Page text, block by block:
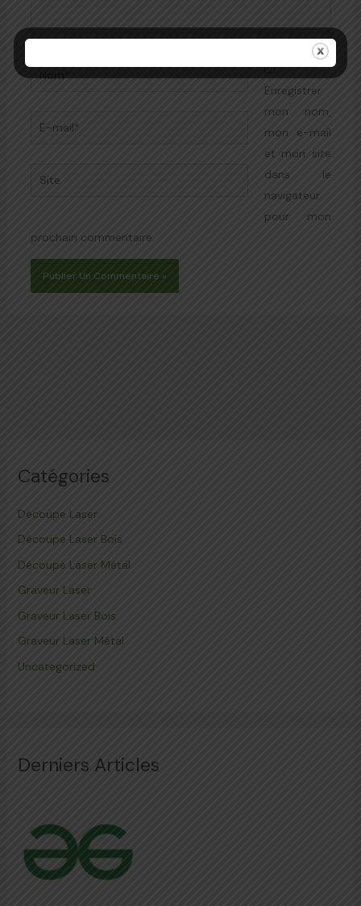
Nom*
E-
Site
Enregistrer
mon nom,
mon e-mail
et mon site
dans le
navigateur
pour mon
prochain commentaire.
Catégories
Découpe Laser
Découpe Laser Bois
Découpe Laser Métal
Graveur Laser
Graveur Laser Bois
Graveur Laser Métal
Uncategorized
Derniers Articles